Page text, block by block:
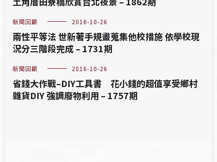
新聞回顧 2016-10-26
兩性平等法 世新著手規畫蒐集他校措施 依學校現
況分三階段完成 – 1731期
新聞回顧 2016-10-26
省錢大作戰–DIY工具書 花小錢的超值享受鄉村
雜貨DIY 強調廢物利用 – 1757期